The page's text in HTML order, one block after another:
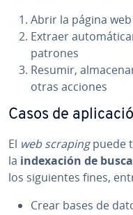
Abrir la página
Extraer
patrones
Resumir,
otras acciones
Casos de
El web scrapingpuede
la in­de­xa­ción de
los si­guie­n­tes fines,
Crear bases de